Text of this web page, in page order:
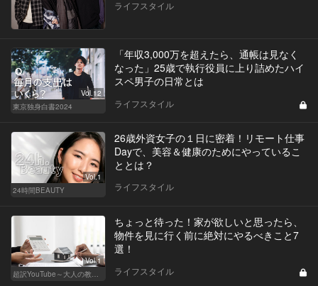
ライフスタイル
Vol.12
東京独身白書2024
「年収3,000万を超えたら、通帳は見なく
なった」25歳で執行役員に上り詰めたハイ
スペ男子の日常とは
ライフスタイル
Vol.1
24時間BEAUTY
26歳外資女子の１日に密着！リモート仕事
Dayで、美容＆健康のためにやっているこ
ととは？
ライフスタイル
Vol.1
ちょっと待った！家が欲しいと思ったら、
物件を見に行く前に絶対にやるべきこと7
選！
ライフスタイル